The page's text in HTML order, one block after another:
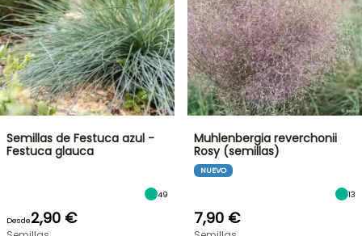
Semillas de Festuca azul -
Festuca glauca
49
Desde2,90 €
Muhlenbergia reverchonii
Rosy (semillas)
NUEVO
13
7,90 €